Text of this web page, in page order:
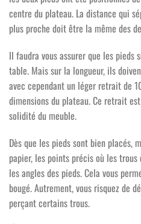
centre du plateau. La distance qui
plus proche doit être la même des
Il faudra vous assurer que les
table. Mais sur la longueur, ils
avec cependant un léger retrait de
dimensions du plateau. Ce retrait
solidité du meuble.
Dès que les pieds sont bien placés,
papier, les points précis où les
les angles des pieds. Cela vous
bougé. Autrement, vous risquez de
perçant certains trous.